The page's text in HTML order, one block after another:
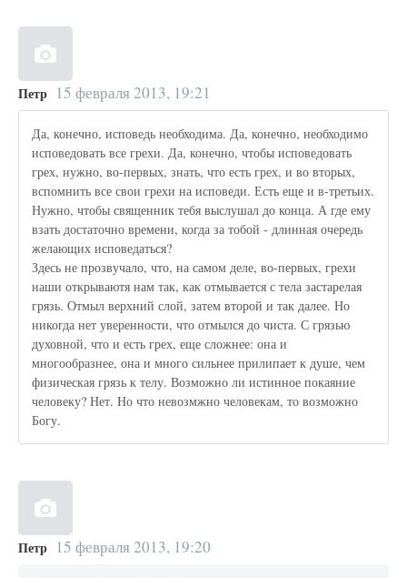
Петр 15 февраля 2013, 19:21
Да, конечно, исповедь необходима. Да, конечно, необходимо
исповедовать все грехи. Да, конечно, чтобы исповедовать
грех, нужно, во-первых, знать, что есть грех, и во вторых,
вспомнить все свои грехи на исповеди. Есть еще и в-третьих.
Нужно, чтобы священник тебя выслушал до конца. А где ему
взать достаточно времени, когда за тобой - длинная очередь
желающих исповедаться?
Здесь не прозвучало, что, на самом деле, во-первых, грехи
наши открываютя нам так, как отмывается с тела застарелая
грязь. Отмыл верхний слой, затем второй и так далее. Но
никогда нет уверенности, что отмылся до чиста. С грязью
духовной, что и есть грех, еще сложнее: она и
многообразнее, она и много сильнее прилипает к душе, чем
физическая грязь к телу. Возможно ли истинное покаяние
человеку? Нет. Но что невозмжно человекам, то возможно
Богу.
Петр 15 февраля 2013, 19:20